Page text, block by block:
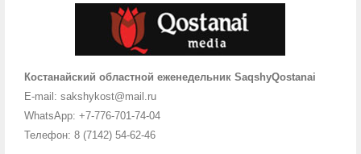
Костанайский областной еженедельник SaqshyQostanai
E-mail: sakshykost@mail.ru
WhatsApp: +7-776-701-74-04
Телефон: 8 (7142) 54-62-46